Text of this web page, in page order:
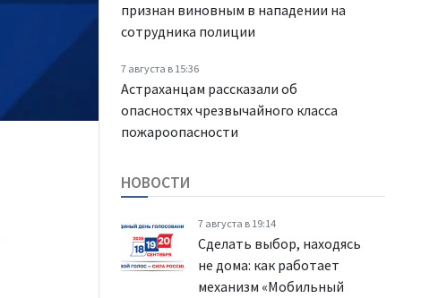
признан виновным в нападении на
сотрудника полиции
7 августа в 15:36
Астраханцам рассказали об
опасностях чрезвычайного класса
пожароопасности
НОВОСТИ
7 августа в 19:14
Сделать выбор, находясь
не дома: как работает
механизм «Мобильный